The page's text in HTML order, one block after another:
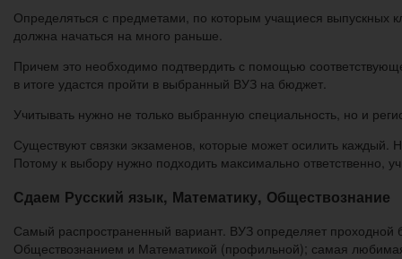
Определяться с предметами, по которым учащиеся выпускных
должна начаться на много раньше.
Причем это необходимо подтвердить с помощью
в итоге удастся пройти в выбранный ВУЗ на бюджет.
Учитывать нужно не только выбранную специальность, но и
Существуют связки экзаменов, которые может осилить
Потому к выбору нужно подходить максимально ответственно,
Сдаем Русский язык, Математику, Обществознание
Самый распространенный вариант. ВУЗ определяет проходной
Обществознанием и Математикой (профильной); самая